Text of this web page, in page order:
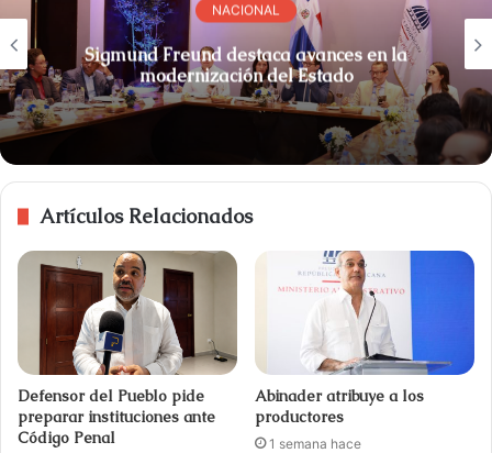
NACIONAL
Sigmund Freund destaca avances en la
modernización del Estado
Artículos Relacionados
Defensor del Pueblo pide
preparar instituciones ante
Código Penal
Abinader atribuye a los
productores
1 semana hace